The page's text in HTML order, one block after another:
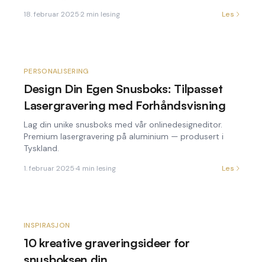
18. februar 2025·2 min lesing Les
PERSONALISERING
Design Din Egen Snusboks: Tilpasset
Lasergravering med Forhåndsvisning
Lag din unike snusboks med vår onlinedesigneditor.
Premium lasergravering på aluminium — produsert i
Tyskland.
1. februar 2025·4 min lesing Les
INSPIRASJON
10 kreative graveringsideer for
snusboksen din